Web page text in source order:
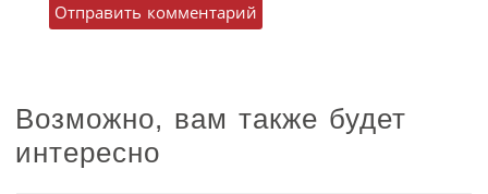
Возможно, вам также будет
интересно